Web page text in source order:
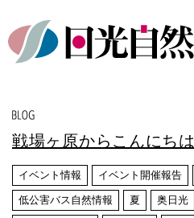
戦場ヶ原からこんにちは
イベント情報 イベント開催報告
低公害バス自然情報 夏 奥日光